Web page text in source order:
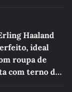
Haaland
ideal
roupa de
com terno de